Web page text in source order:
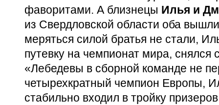
фаворитами. А близнецы Илья и
из Свердловской области оба
меряться силой братья не стали,
путевку на чемпионат мира, снялся
«Лебедевы в сборной команде не
четырехкратный чемпион Европы,
стабильно входил в тройку